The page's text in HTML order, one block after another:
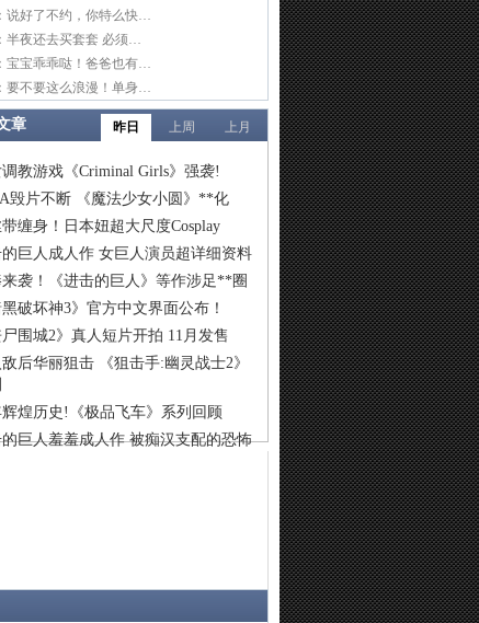
说好了不约，你特么快…
半夜还去买套套 必须…
宝宝乖乖哒！爸爸也有…
要不要这么浪漫！单身…
章 昨日 上周 上月
教游戏《Criminal Girls》强袭!
毁片不断 《魔法少女小圆》**化
缠身！日本妞超大尺度Cosplay
巨人成人作 女巨人演员超详细资料
来袭！《进击的巨人》等作涉足**圈
黑破坏神3》官方中文界面公布！
尸围城2》真人短片开拍 11月发售
后华丽狙击 《狙击手:幽灵战士2》
辉煌历史!《极品飞车》系列回顾
巨人羞羞成人作 被痴汉支配的恐怖